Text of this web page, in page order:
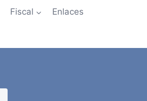
Fiscal Enlaces